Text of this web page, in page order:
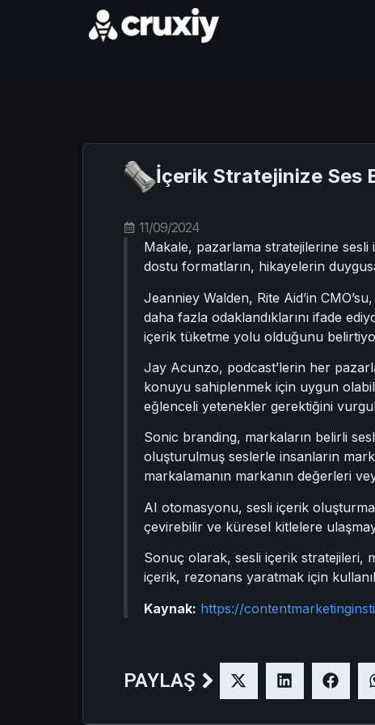
İçerik Stratejinize Ses
11/09/2024
Makale, pazarlama stratejilerine
dostu formatların, hikayelerin
Jeanniey Walden, Rite Aid’in
daha fazla odaklandıklarını ifade
içerik tüketme yolu olduğunu
Jay Acunzo, podcast’lerin her
konuyu sahiplenmek için uygun
eğlenceli yetenekler gerektiğini
Sonic branding, markaların belirli
oluşturulmuş seslerle insanların
markalamanın markanın değerleri
AI otomasyonu, sesli içerik
çevirebilir ve küresel kitlelere
Sonuç olarak, sesli içerik stratejileri,
içerik, rezonans yaratmak için
Kaynak: https://
PAYLAŞ